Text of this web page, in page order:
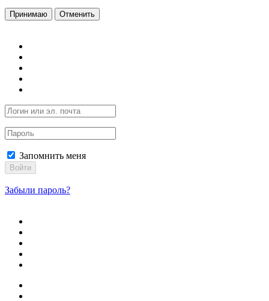
Принимаю Отменить
Запомнить меня
Войти
Забыли пароль?